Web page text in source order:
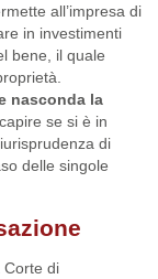
all’impresa di
in investimenti
bene, il quale
nasconda la
se si è in
di
delle singole
Corte di